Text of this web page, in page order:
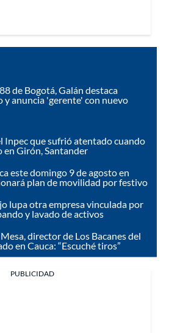
de Bogotá, Galán destaca
y anuncia 'gerente' con nuevo
Inpec que sufrió atentado cuando
en Girón, Santander
este domingo 9 de agosto en
plan de movilidad por festivo
lupa otra empresa vinculada por
y lavado de activos
director de Los Bacanes del
en Cauca: “Escuché tiros”
PUBLICIDAD